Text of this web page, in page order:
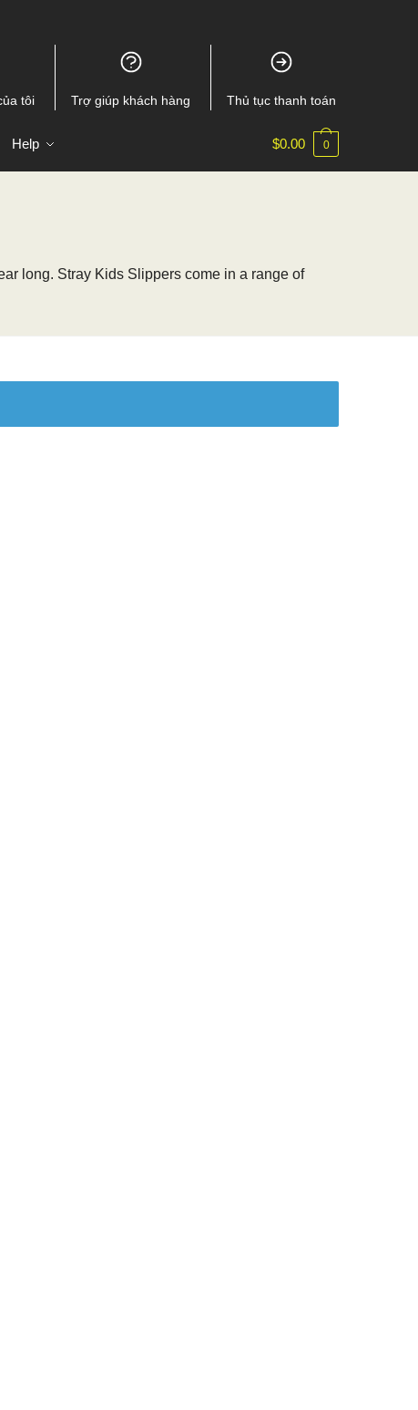
tôi Trợ giúp khách hàng Thủ tục thanh toán
Help $0.00 0
long. Stray Kids Slippers come in a range of